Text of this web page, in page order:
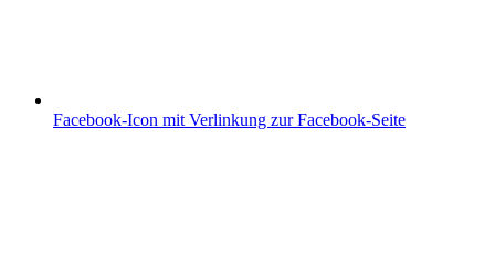
Facebook-Icon mit Verlinkung zur Facebook-Seite